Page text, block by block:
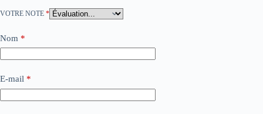
VOTRE NOTE *
Nom *
E-mail *